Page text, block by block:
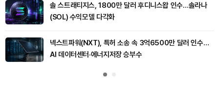
솔 스트래티지스, 1800만 달러 후디니스왑 인수…솔라나
(SOL) 수익모델 다각화
넥스트파워(NXT), 특허 소송 속 3억6500만 달러 인수…
AI 데이터센터·에너지저장 승부수